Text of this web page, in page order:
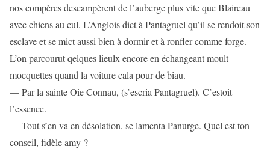
nos compères descampèrent de l’auberge plus vite que Blaireau
avec chiens au cul. L’Anglois dict à Pantagruel qu’il se rendoit son
esclave et se mict aussi bien à dormir et à ronfler comme forge.
L’on parcourut qelques lieulx encore en échangeant moult
mocquettes quand la voiture cala pour de biau.
— Par la sainte Oie Connau, (s’escria Pantagruel). C’estoit
l’essence.
— Tout s’en va en désolation, se lamenta Panurge. Quel est ton
conseil, fidèle amy ?